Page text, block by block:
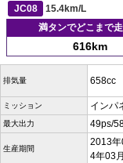
JC08
15.4km/L
満タンでどこまで
616km
排気量 658cc
ミッション インパ
最大出力 49ps/
生産期間
2013
4年03月